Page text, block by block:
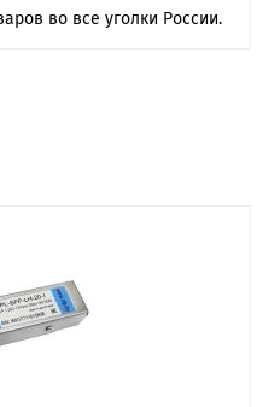
во все уголки России.